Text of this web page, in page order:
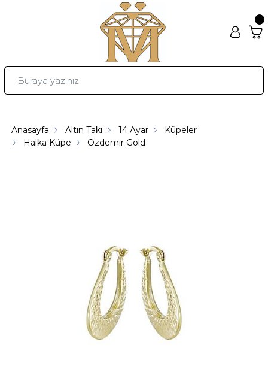
Anasayfa Altın Takı 14 Ayar
Küpeler
Halka Küpe
Özdemir Gold